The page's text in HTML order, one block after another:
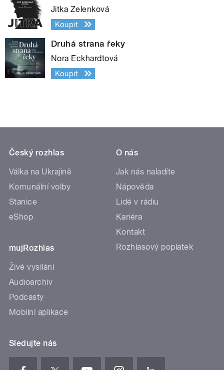
Jitka Zelenková
Koupit
Druhá strana řeky
Nora Eckhardtová
Koupit
Český rozhlas
Válka na Ukrajině
Komunální volby
Stanice
eShop
mujRozhlas
Živé vysílání
Audioarchiv
Podcasty
Mobilní aplikace
O nás
Jak nás naladíte
Nápověda
Lidé v rádiu
Kariéra
Kontakt
Rozhlasový poplatek
Sledujte nás